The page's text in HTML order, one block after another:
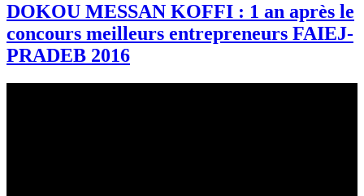
DOKOU MESSAN KOFFI : 1 an après le
concours meilleurs entrepreneurs FAIEJ-
PRADEB 2016